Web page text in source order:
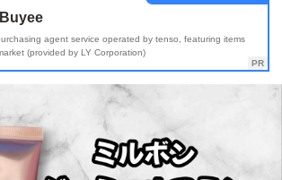
agent service operated by tenso, featuring items
(provided by LY Corporation)